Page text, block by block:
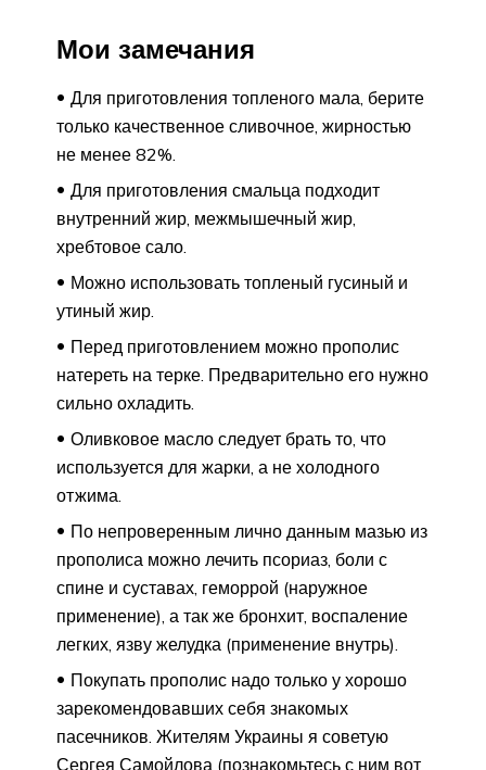
Мои замечания
Для приготовления топленого мала, берите
только качественное сливочное, жирностью
не менее 82%.
Для приготовления смальца подходит
внутренний жир, межмышечный жир,
хребтовое сало.
Можно использовать топленый гусиный и
утиный жир.
Перед приготовлением можно прополис
натереть на терке. Предварительно его нужно
сильно охладить.
Оливковое масло следует брать то, что
используется для жарки, а не холодного
отжима.
По непроверенным лично данным мазью из
прополиса можно лечить псориаз, боли с
спине и суставах, геморрой (наружное
применение), а так же бронхит, воспаление
легких, язву желудка (применение внутрь).
Покупать прополис надо только у хорошо
зарекомендовавших себя знакомых
пасечников. Жителям Украины я советую
Сергея Самойлова (познакомьтесь с ним вот